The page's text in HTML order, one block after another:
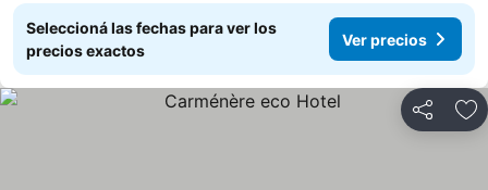
Seleccioná las fechas para ver los
precios exactos
Ver precios
Compartir